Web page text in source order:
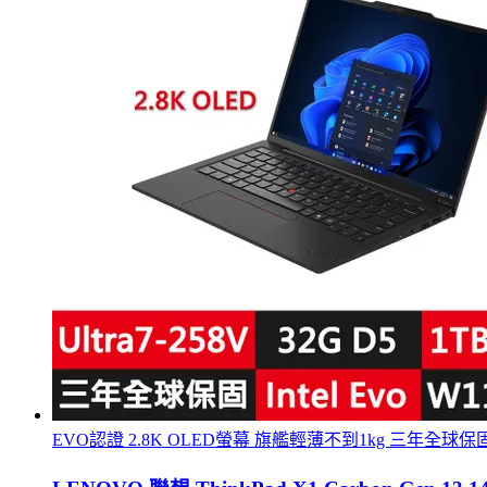
EVO認證 2.8K OLED螢幕 旗艦輕薄不到1kg 三年全球保